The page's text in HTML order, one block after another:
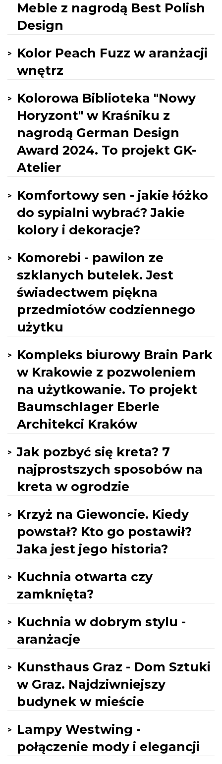
Meble z nagrodą Best Polish
Design
Kolor Peach Fuzz w aranżacji
wnętrz
Kolorowa Biblioteka "Nowy
Horyzont" w Kraśniku z
nagrodą German Design
Award 2024. To projekt GK-
Atelier
Komfortowy sen - jakie łóżko
do sypialni wybrać? Jakie
kolory i dekoracje?
Komorebi - pawilon ze
szklanych butelek. Jest
świadectwem piękna
przedmiotów codziennego
użytku
Kompleks biurowy Brain Park
w Krakowie z pozwoleniem
na użytkowanie. To projekt
Baumschlager Eberle
Architekci Kraków
Jak pozbyć się kreta? 7
najprostszych sposobów na
kreta w ogrodzie
Krzyż na Giewoncie. Kiedy
powstał? Kto go postawił?
Jaka jest jego historia?
Kuchnia otwarta czy
zamknięta?
Kuchnia w dobrym stylu -
aranżacje
Kunsthaus Graz - Dom Sztuki
w Graz. Najdziwniejszy
budynek w mieście
Lampy Westwing -
połączenie mody i elegancji